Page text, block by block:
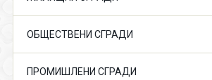
ОБЩЕСТВЕНИ СГРАДИ
ПРОМИШЛЕНИ СГРАДИ